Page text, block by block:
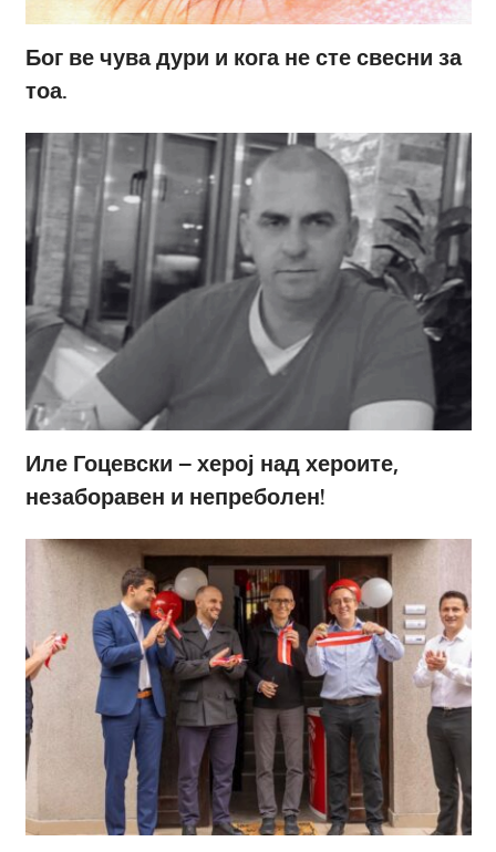
Бог ве чува дури и кога не сте свесни за
тоа.
Иле Гоцевски – херој над хероите,
незаборавен и непреболен!